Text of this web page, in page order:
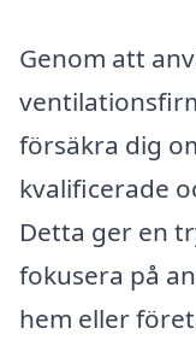
Genom att
försäkra dig
kvalificerade
Detta ger en
fokusera på
hem eller